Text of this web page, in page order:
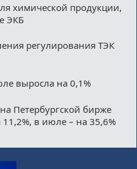
химической продукции,
ЭКБ
регулирования ТЭК
выросла на 0,1%
Петербургской бирже
в июле – на 35,6%